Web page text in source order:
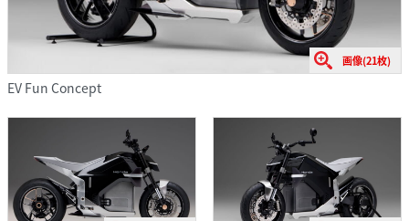
画像(21枚)
EV Fun Concept